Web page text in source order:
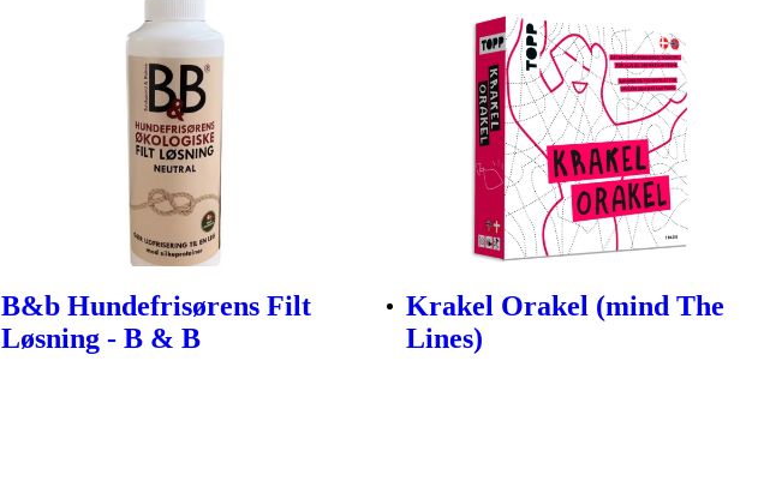
B&b Hundefrisørens Filt
Løsning - B & B
Krakel Orakel (mind The
Lines)